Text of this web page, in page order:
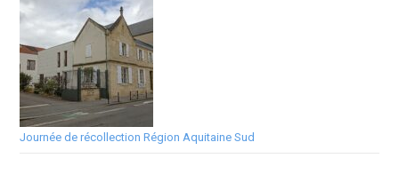
Journée de récollection Région Aquitaine Sud